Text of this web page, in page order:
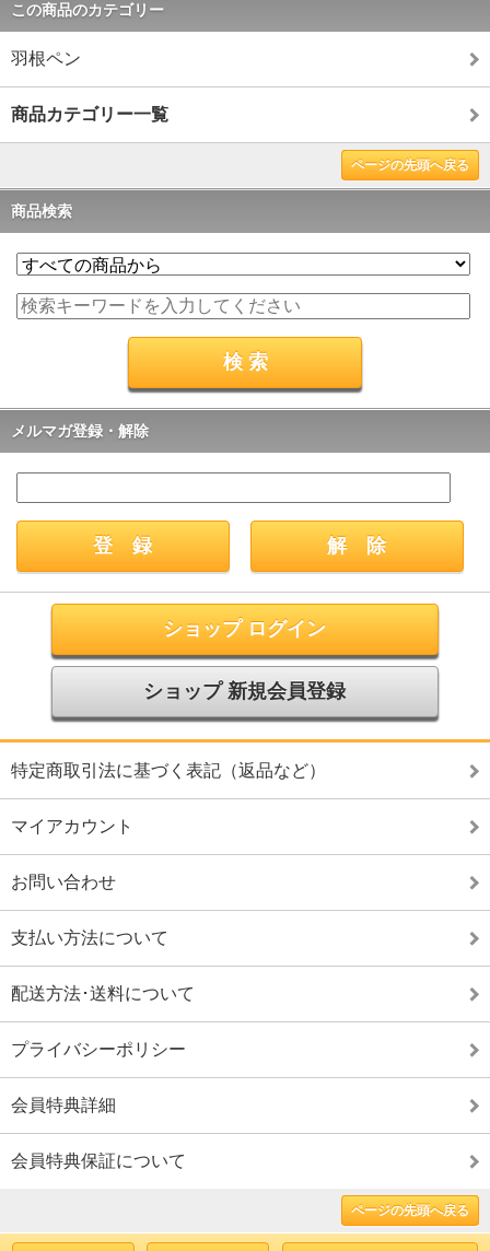
この商品のカテゴリー
羽根ペン
商品カテゴリー一覧
ページの先頭へ戻る
商品検索
メルマガ登録・解除
ショップ ログイン
ショップ 新規会員登録
特定商取引法に基づく表記（返品など）
マイアカウント
お問い合わせ
支払い方法について
配送方法･送料について
プライバシーポリシー
会員特典詳細
会員特典保証について
ページの先頭へ戻る